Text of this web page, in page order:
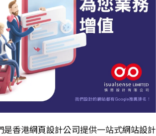
是香港網頁設計公司提供一站式網站設計